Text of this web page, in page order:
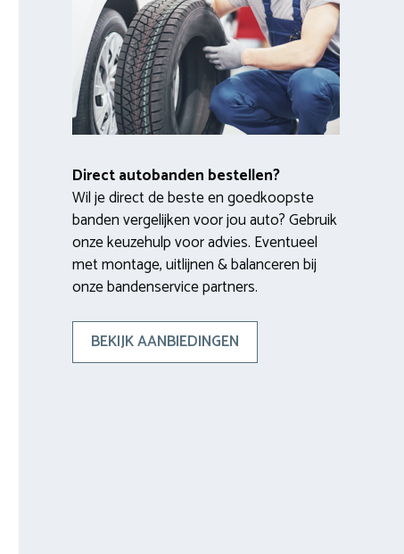
Direct autobanden bestellen?
Wil je direct de beste en goedkoopste
banden vergelijken voor jou auto? Gebruik
onze keuzehulp voor advies. Eventueel
met montage, uitlijnen & balanceren bij
onze bandenservice partners.
BEKIJK AANBIEDINGEN